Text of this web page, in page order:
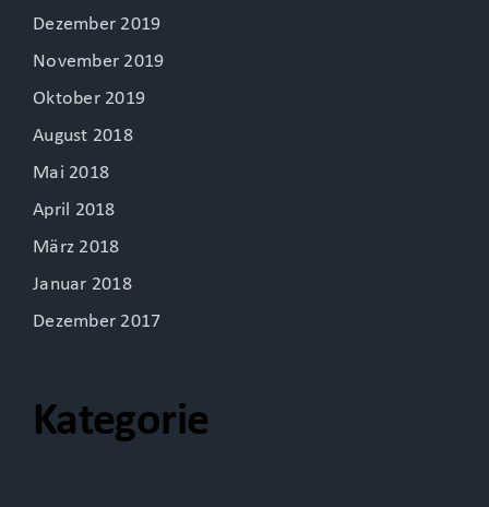
Dezember 2019
November 2019
Oktober 2019
August 2018
Mai 2018
April 2018
März 2018
Januar 2018
Dezember 2017
Kategorie